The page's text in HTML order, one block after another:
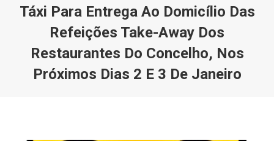
Táxi Para Entrega Ao Domicílio Das
Refeições Take-Away Dos
Restaurantes Do Concelho, Nos
Próximos Dias 2 E 3 De Janeiro